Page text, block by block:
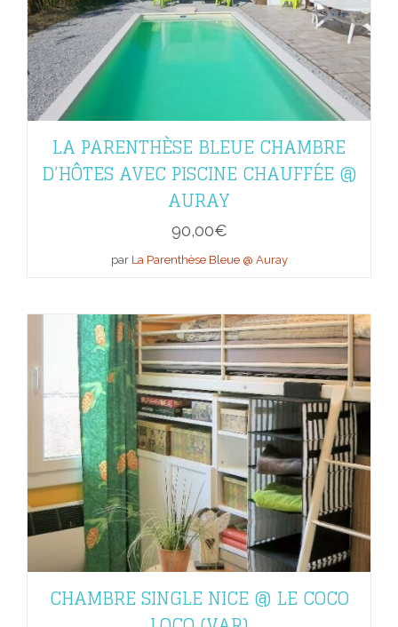
LA PARENTHÈSE BLEUE CHAMBRE
D’HÔTES AVEC PISCINE CHAUFFÉE @
AURAY
90,00€
par La Parenthèse Bleue @ Auray
CHAMBRE SINGLE NICE @ LE COCO